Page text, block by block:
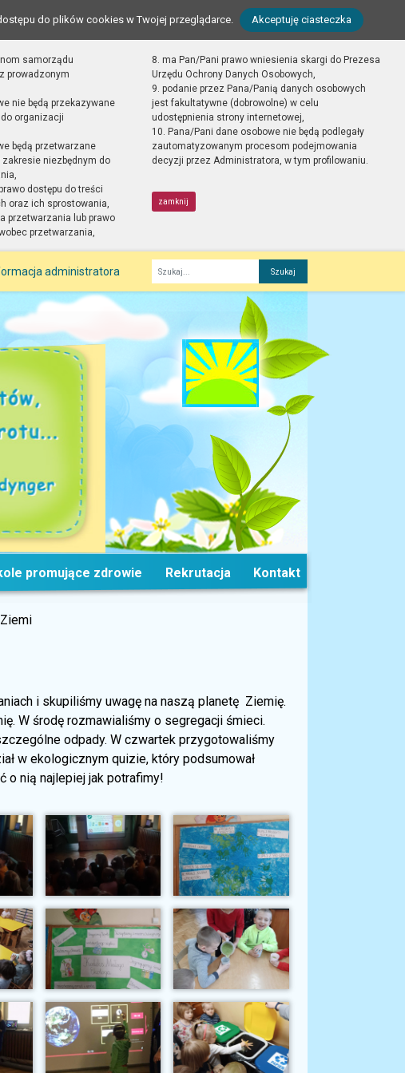
do plików cookies w Twojej przeglądarce. Akceptuję ciasteczka
samorządu
prowadzonym
nie będą przekazywane
organizacji
będą przetwarzane
niezbędnym do
dostępu do treści
oraz ich sprostowania,
przetwarzania lub prawo
przetwarzania,
8. ma Pan/Pani prawo wniesienia skargi do Prezesa
Urzędu Ochrony Danych Osobowych,
9. podanie przez Pana/Panią danych osobowych
jest fakultatywne (dobrowolne) w celu
udostępnienia strony internetowej,
10. Pana/Pani dane osobowe nie będą podlegały
zautomatyzowanym procesom podejmowania
decyzji przez Administratora, w tym profilowaniu.
zamknij
administratora
Fraza
promujące zdrowie Rekrutacja Kontakt
i skupiliśmy uwagę na naszą planetę Ziemię.
W środę rozmawialiśmy o segregacji śmieci.
odpady. W czwartek przygotowaliśmy
w ekologicznym quizie, który podsumował
o nią najlepiej jak potrafimy!